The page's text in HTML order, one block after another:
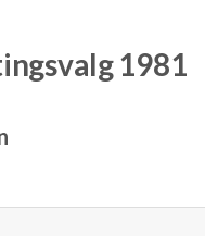
1981